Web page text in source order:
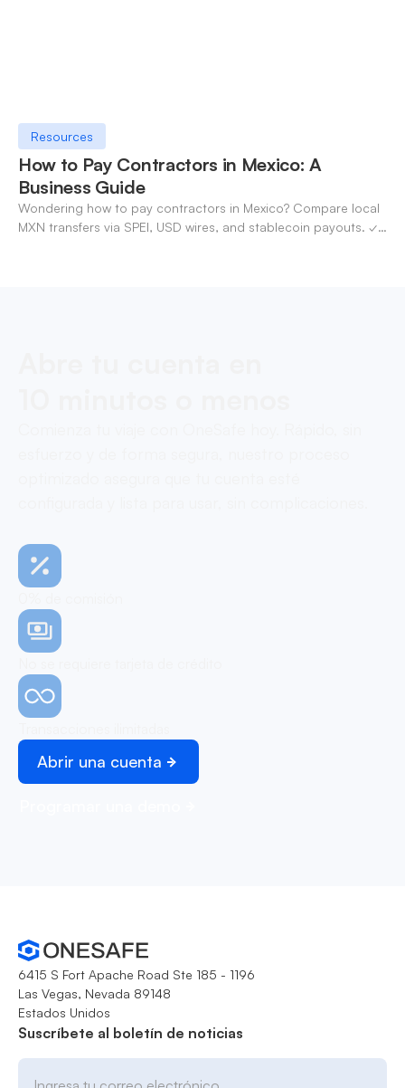
Resources
How to Pay Contractors in Mexico: A
Business Guide
Wondering how to pay contractors in Mexico? Compare local
MXN transfers via SPEI, USD wires, and stablecoin payouts. ✓
Abrir una cuenta
6415 S Fort Apache Road Ste 185 - 1196
Las Vegas, Nevada 89148
Estados Unidos
Suscríbete al boletín de noticias